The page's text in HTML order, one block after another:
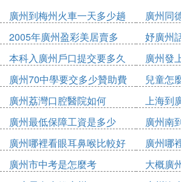
廣州到梅州火車一天多少趟
廣州同
少公里
2005年廣州盈彩美居賣多
少錢
妤廣州
本科入廣州戶口提交要多久
廣州發
廣州70中學要交多少贊助費
兒童怎
廣州荔灣口腔醫院如何
上海到
廣州最低保障工資是多少
2020
廣州南
廣州哪裡看眼耳鼻喉比較好
廣州哪
廣州市中考是怎麼考
大概廣